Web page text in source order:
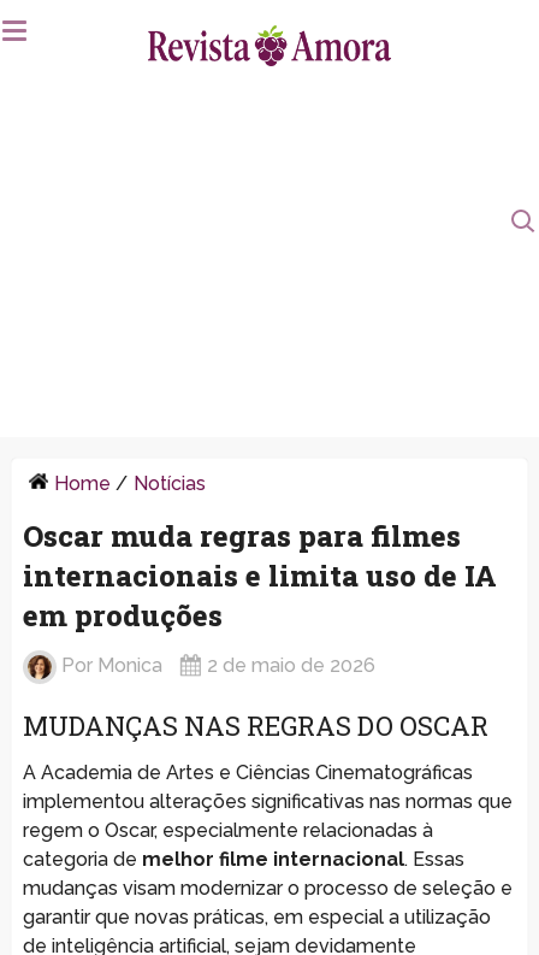
Home / Notícias
Oscar muda regras para filmes
internacionais e limita uso de IA
em produções
Por Monica 2 de maio de 2026
MUDANÇAS NAS REGRAS DO OSCAR
A Academia de Artes e Ciências Cinematográficas
implementou alterações significativas nas normas que
regem o Oscar, especialmente relacionadas à
categoria de melhor filme internacional. Essas
mudanças visam modernizar o processo de seleção e
garantir que novas práticas, em especial a utilização
de inteligência artificial, sejam devidamente